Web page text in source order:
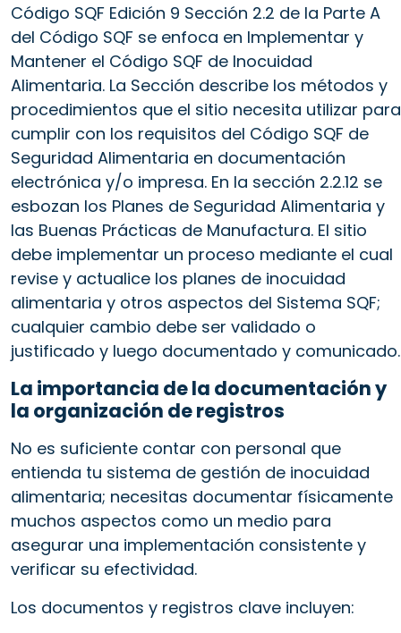
Código SQF Edición 9 Sección 2.2 de la Parte A
del Código SQF se enfoca en Implementar y
Mantener el Código SQF de Inocuidad
Alimentaria. La Sección describe los métodos y
procedimientos que el sitio necesita utilizar para
cumplir con los requisitos del Código SQF de
Seguridad Alimentaria en documentación
electrónica y/o impresa. En la sección 2.2.12 se
esbozan los Planes de Seguridad Alimentaria y
las Buenas Prácticas de Manufactura. El sitio
debe implementar un proceso mediante el cual
revise y actualice los planes de inocuidad
alimentaria y otros aspectos del Sistema SQF;
cualquier cambio debe ser validado o
justificado y luego documentado y comunicado.
La importancia de la documentación y
la organización de registros
No es suficiente contar con personal que
entienda tu sistema de gestión de inocuidad
alimentaria; necesitas documentar físicamente
muchos aspectos como un medio para
asegurar una implementación consistente y
verificar su efectividad.
Los documentos y registros clave incluyen: